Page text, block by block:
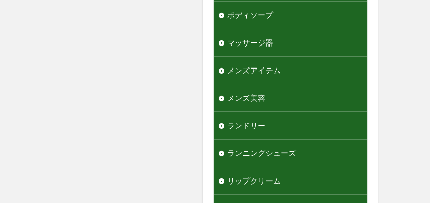
ボディソープ
マッサージ器
メンズアイテム
メンズ美容
ランドリー
ランニングシューズ
リップクリーム